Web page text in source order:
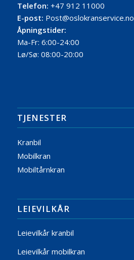
Telefon: +47 912 11000
E-post: Post@oslokranservice.no
Åpningstider:
Ma-Fr: 6:00-24:00
Lø/Sø: 08:00-20:00
TJENESTER
Kranbil
Mobilkran
Mobiltårnkran
LEIEVILKÅR
Leievilkår kranbil
Leievilkår mobilkran